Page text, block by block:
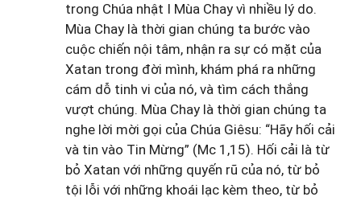
trong Chúa nhật I Mùa Chay vì nhiều lý do.
Mùa Chay là thời gian chúng ta bước vào
cuộc chiến nội tâm, nhận ra sự có mặt của
Xatan trong đời mình, khám phá ra những
cám dỗ tinh vi của nó, và tìm cách thắng
vượt chúng. Mùa Chay là thời gian chúng ta
nghe lời mời gọi của Chúa Giêsu: “Hãy hối cải
và tin vào Tin Mừng” (Mc 1,15). Hối cải là từ
bỏ Xatan với những quyến rũ của nó, từ bỏ
tội lỗi với những khoái lạc kèm theo, từ bỏ